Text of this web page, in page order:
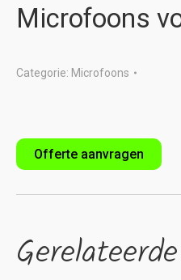
Microfoons
Categorie: Microfoons
Offerte aanvragen